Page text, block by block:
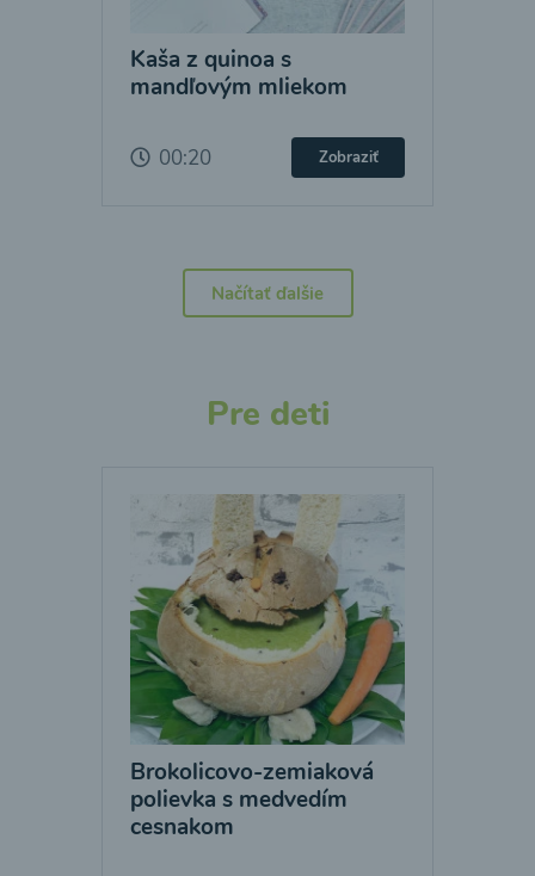
Kaša z quinoa s
mandľovým mliekom
00:20 Zobraziť
Načítať ďalšie
Pre deti
Brokolicovo-zemiaková
polievka s medvedím
cesnakom